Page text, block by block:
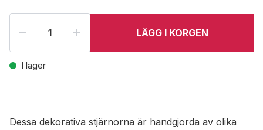
LÄGG I KORGEN
I lager
Dessa dekorativa stjärnorna är handgjorda av olika